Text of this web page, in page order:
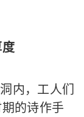
内，工人们
的诗作手